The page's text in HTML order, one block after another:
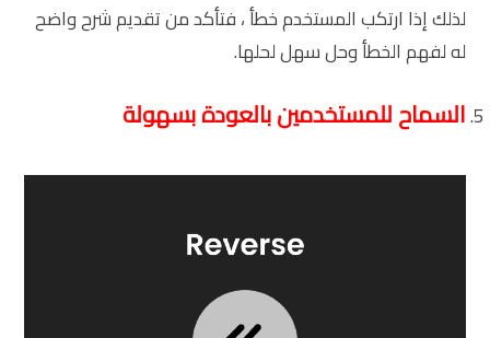
لذلك إذا ارتكب المستخدم خطأ ، فتأكد من تقديم شرح واضح
له لفهم الخطأ وحل سهل لحلها.
السماح للمستخدمين بالعودة بسهولة